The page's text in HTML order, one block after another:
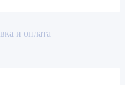
и оплата